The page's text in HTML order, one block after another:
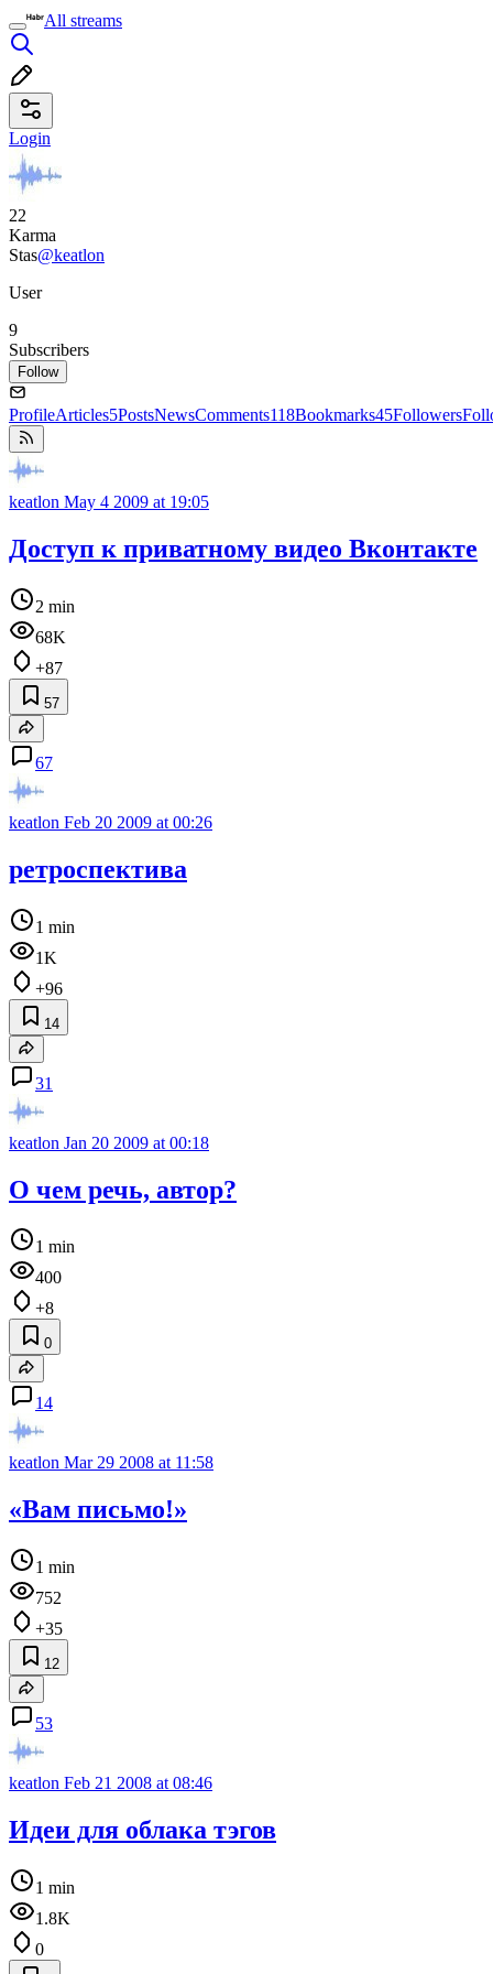
All streams
Login
22
Karma
Stas@keatlon
User
9
Subscribers
Follow
ProfileArticles5PostsNewsComments118Bookmarks45Followers
keatlon May 4 2009 at 19:05
Доступ к приватному видео Вконтакте
2 min
68K
+87
57
67
keatlon Feb 20 2009 at 00:26
ретроспектива
1 min
1K
+96
14
31
keatlon Jan 20 2009 at 00:18
О чем речь, автор?
1 min
400
+8
0
14
keatlon Mar 29 2008 at 11:58
«Вам письмо!»
1 min
752
+35
12
53
keatlon Feb 21 2008 at 08:46
Идеи для облака тэгов
1 min
1.8K
0